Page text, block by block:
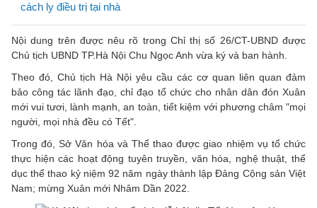
cách ly điều trị tại nhà
Nội dung trên được nêu rõ trong Chỉ thị số 26/CT-UBND được
Chủ tịch UBND TP.Hà Nội Chu Ngọc Anh vừa ký và ban hành.
Theo đó, Chủ tịch Hà Nội yêu cầu các cơ quan liên quan đảm
bảo công tác lãnh đạo, chỉ đạo tổ chức cho nhân dân đón Xuân
mới vui tươi, lành mạnh, an toàn, tiết kiệm với phương châm "mọi
người, mọi nhà đều có Tết".
Trong đó, Sở Văn hóa và Thể thao được giao nhiệm vụ tổ chức
thực hiện các hoạt động tuyên truyền, văn hóa, nghệ thuật, thể
dục thể thao kỷ niệm 92 năm ngày thành lập Đảng Cộng sản Việt
Nam; mừng Xuân mới Nhâm Dần 2022.